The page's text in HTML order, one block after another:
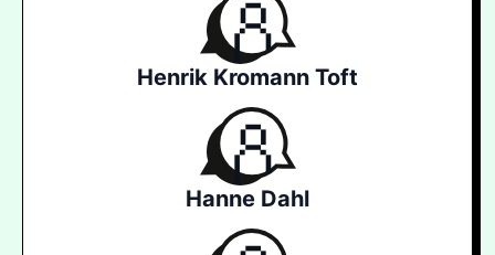
Henrik Kromann Toft
Hanne Dahl